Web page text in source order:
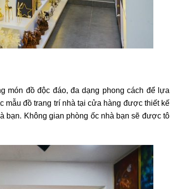
món đồ độc đáo, đa dạng phong cách để lựa
mẫu đồ trang trí nhà tại cửa hàng được thiết kế
bạn. Không gian phòng ốc nhà bạn sẽ được tô